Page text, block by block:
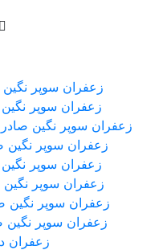
زعفران سوپر نگین
زعفران سوپر
زعفران سوپر نگین
زعفران سوپر نگین
زعفران سوپر نگین
زعفران سوپر نگین
زعفران سوپر نگین
زعفران سوپر نگین
زعفران